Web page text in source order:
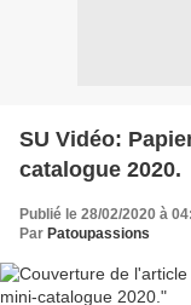
SU Vidéo:
catalogue 2020.
Publié le 28/02/2020 à
Par Patoupassions